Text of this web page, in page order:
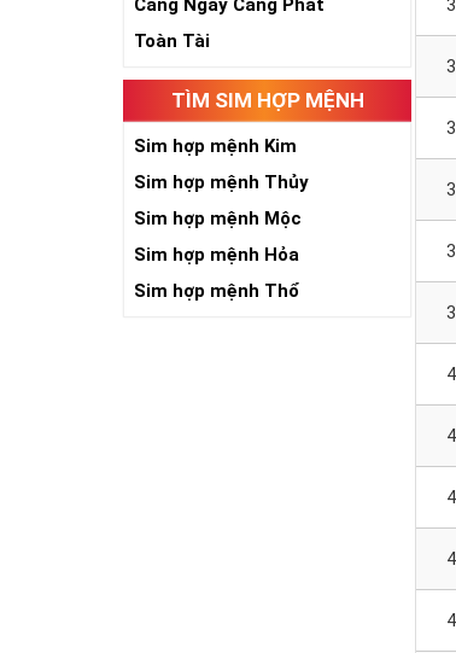
Càng Ngày Càng Phát
Toàn Tài
TÌM SIM HỢP MỆNH
Sim hợp mệnh Kim
Sim hợp mệnh Thủy
Sim hợp mệnh Mộc
Sim hợp mệnh Hỏa
Sim hợp mệnh Thổ